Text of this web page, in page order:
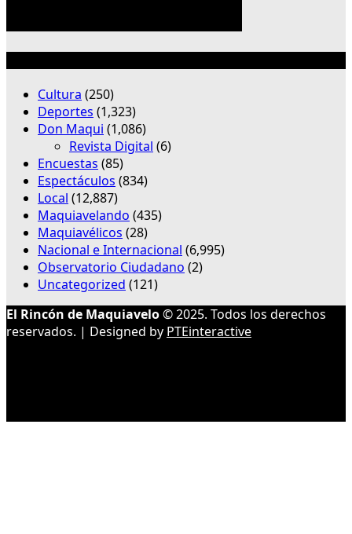
Cultura (250)
Deportes (1,323)
Don Maqui (1,086)
Revista Digital (6)
Encuestas (85)
Espectáculos (834)
Local (12,887)
Maquiavelando (435)
Maquiavélicos (28)
Nacional e Internacional (6,995)
Observatorio Ciudadano (2)
Uncategorized (121)
El Rincón de Maquiavelo© 2025. Todos los derechos
reservados. | Designed by PTEinteractive